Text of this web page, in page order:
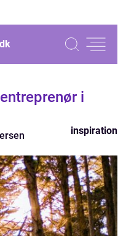
dk
i
inspiration